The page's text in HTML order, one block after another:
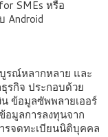
SMEs หรือ
Android
รณ์หลากหลาย และ
รกิจ ประกอบด้วย
ข้อมูลซัพพลายเออร์
อมูลการลงทุนจาก
รจดทะเบียนนิติบุคคล